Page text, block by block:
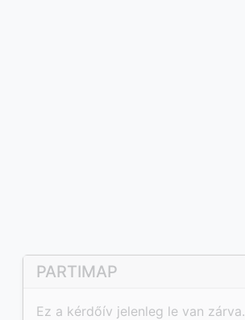
PARTIMAP
Ez a kérdőív jelenleg le van zárva.